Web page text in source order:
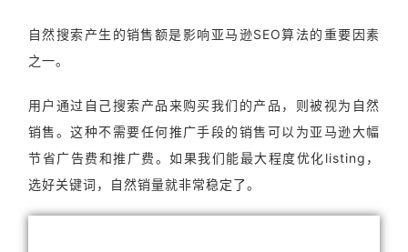
自然搜索产生的销售额是影响亚马逊SEO算法的重要因素
之一。
用户通过自己搜索产品来购买我们的产品，则被视为自然
销售。这种不需要任何推广手段的销售可以为亚马逊大幅
节省广告费和推广费。如果我们能最大程度优化listing，
选好关键词，自然销量就非常稳定了。